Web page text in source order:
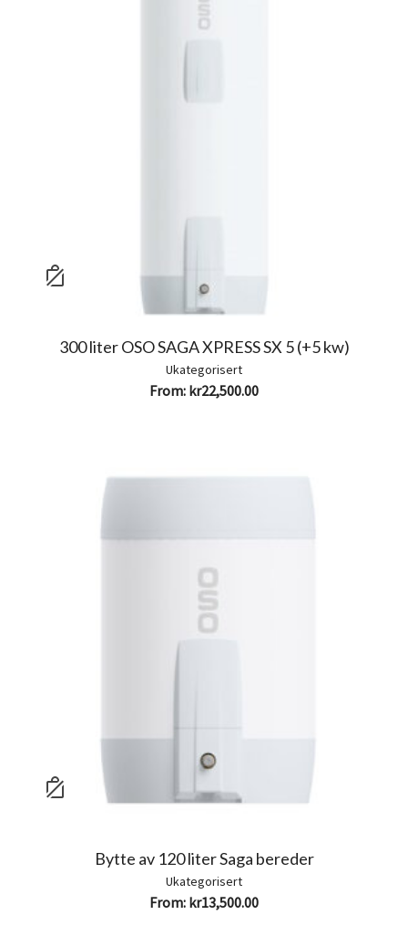
300 liter OSO SAGA XPRESS SX 5 (+5 kw)
Ukategorisert
From: kr22,500.00
Bytte av 120 liter Saga bereder
Ukategorisert
From: kr13,500.00